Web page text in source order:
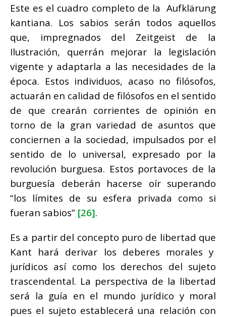
Este es el cuadro completo de la Aufklärung
kantiana. Los sabios serán todos aquellos
que, impregnados del Zeitgeist de la
Ilustración, querrán mejorar la legislación
vigente y adaptarla a las necesidades de la
época. Estos individuos, acaso no filósofos,
actuarán en calidad de filósofos en el sentido
de que crearán corrientes de opinión en
torno de la gran variedad de asuntos que
conciernen a la sociedad, impulsados por el
sentido de lo universal, expresado por la
revolución burguesa. Estos portavoces de la
burguesía deberán hacerse oír superando
“los límites de su esfera privada como si
fueran sabios” [26].
Es a partir del concepto puro de libertad que
Kant hará derivar los deberes morales y
jurídicos así como los derechos del sujeto
trascendental. La perspectiva de la libertad
será la guía en el mundo jurídico y moral
pues el sujeto establecerá una relación con